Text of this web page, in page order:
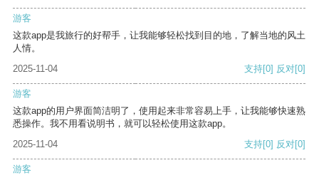
游客
这款app是我旅行的好帮手，让我能够轻松找到目的地，了解当地的风土
人情。
2025-11-04
支持[0] 反对[0]
游客
这款app的用户界面简洁明了，使用起来非常容易上手，让我能够快速熟
悉操作。我不用看说明书，就可以轻松使用这款app。
2025-11-04
支持[0] 反对[0]
游客